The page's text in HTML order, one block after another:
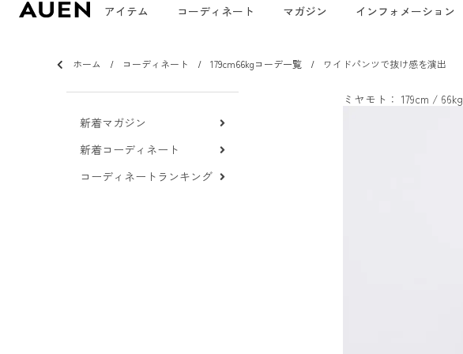
アイテム コーディネート マガジン インフォメーション
ホーム コーディネート 179cm66kgコーデ一覧 ワイドパンツで抜け感を演出
新着マガジン
新着コーディネート
コーディネートランキング
ミヤモト： 179cm / 66kg